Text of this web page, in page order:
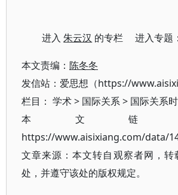
进入朱云汉 的专栏 进入专题
本文责编： 陈冬冬
发信站：爱思想（https://
栏目： 学术> 国际关系> 国际关系
本文链
https://www.aisixiang.com/data/
文章来源：本文转自观察者网，转
处，并遵守该处的版权规定。